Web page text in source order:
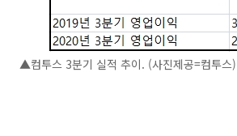
▲컴투스 3분기 실적 추이. (사진제공=컴투스)